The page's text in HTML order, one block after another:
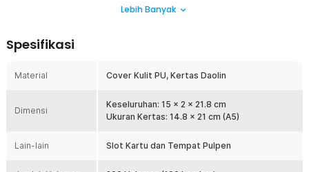
memberikan tampilan elegan sekaligus daya tahan lebih baik
nyaman digenggam saat digunakan. Selain mempercantik tampilan,
lipatan atau kerusakan saat dibawa dalam tas.
Buku diary ini dilengkapi kunci kombinasi password 3 digit yang
memberikan perlindungan ekstra untuk catatan pribadi Anda.
sehingga cerita, ide, atau rencana penting tetap terjaga
kerahasiaannya. Fitur ini sangat cocok untuk pengguna yang ingin
Lebih Banyak
Spesifikasi
Material Cover Kulit PU, Kertas Daolin
Dimensi
Keseluruhan: 15 x 2 x 21.8 cm
Ukuran Kertas: 14.8 x 21 cm (A5)
Lain-lain Slot Kartu dan Tempat Pulpen